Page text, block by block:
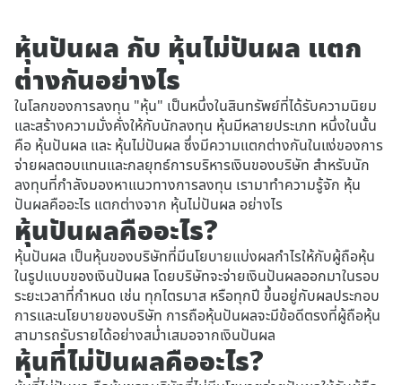
หุ้นปันผล กับ หุ้นไม่ปันผล แตก
ต่างกันอย่างไร
ในโลกของการลงทุน "หุ้น" เป็นหนึ่งในสินทรัพย์ที่ได้รับความนิยม
และสร้างความมั่งคั่งให้กับนักลงทุน หุ้นมีหลายประเภท หนึ่งในนั้น
คือ หุ้นปันผล และ หุ้นไม่ปันผล ซึ่งมีความแตกต่างกันในแง่ของการ
จ่ายผลตอบแทนและกลยุทธ์การบริหารเงินของบริษัท สำหรับนัก
ลงทุนที่กำลังมองหาแนวทางการลงทุน เรามาทำความรู้จัก หุ้น
ปันผลคืออะไร แตกต่างจาก หุ้นไม่ปันผล อย่างไร
หุ้นปันผลคืออะไร?
หุ้นปันผล เป็นหุ้นของบริษัทที่มีนโยบายแบ่งผลกำไรให้กับผู้ถือหุ้น
ในรูปแบบของเงินปันผล โดยบริษัทจะจ่ายเงินปันผลออกมาในรอบ
ระยะเวลาที่กำหนด เช่น ทุกไตรมาส หรือทุกปี ขึ้นอยู่กับผลประกอบ
การและนโยบายของบริษัท การถือหุ้นปันผลจะมีข้อดีตรงที่ผู้ถือหุ้น
สามารถรับรายได้อย่างสม่ำเสมอจากเงินปันผล
หุ้นที่ไม่ปันผลคืออะไร?